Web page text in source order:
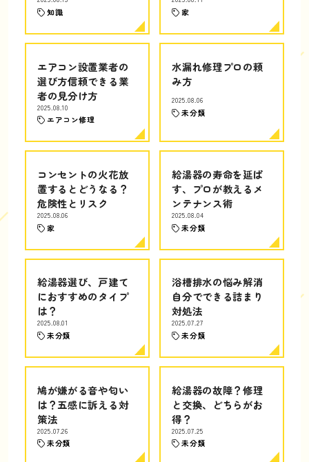
知識 家
エアコン設置業者の
選び方信頼できる業
者の見分け方
2025.08.10
エアコン修理
水漏れ修理プロの頼
み方
2025.08.06
未分類
コンセントの火花放
置するとどうなる？
危険性とリスク
2025.08.06
家
給湯器の寿命を延ば
す、プロが教えるメ
ンテナンス術
2025.08.04
未分類
給湯器選び、戸建て
におすすめのタイプ
は？
2025.08.01
未分類
浴槽排水の悩み解消
自分でできる詰まり
対処法
2025.07.27
未分類
鳩が嫌がる音や匂い
は？五感に訴える対
策法
2025.07.26
未分類
給湯器の故障？修理
と交換、どちらがお
得？
2025.07.25
未分類